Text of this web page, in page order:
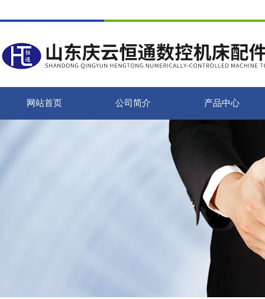
网站首页 公司简介 产品中心